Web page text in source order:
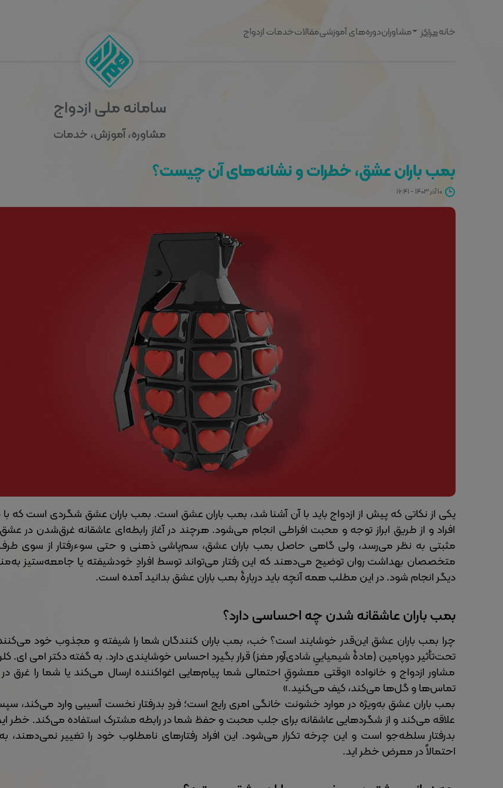
خانهمراکز مشاوراندوره‌های آموزشیمقالاتخدمات ازدواج
سامانه ملی ازدواج
مشاوره، آموزش، خدمات
بمب باران عشق، خطرات و نشانه‌های آن چیست؟
۱۰ آذر ۱۴۰۳ - ۱۶:۴۱
یکی از نکاتی که پیش از ازدواج باید با آن آشنا شد، بمب باران عشق است. بمب باران عشق شگردی است که
افراد و از طریق ابراز توجه و محبت افراطی انجام می‌شود. هرچند در آغاز رابطه‌ای عاشقانه غرق‌شدن در
مثبتی به نظر می‌رسد، ولی گاهی حاصل بمب باران عشق، سم‌پاشی ذهنی و حتی سوءرفتار از سوی
متخصصان بهداشت روان توضیح می‌دهند که این رفتار می‌تواند توسط افرادِ خودشیفته یا جامعه‌ستیز
دیگر انجام ‌شود. در این مطلب همه آنچه باید دربارۀ بمب باران عشق بدانید آمده است.
بمب باران عاشقانه شدن چه احساسی دارد؟
چرا بمب باران عشق این‌قدر خوشایند است؟ خب، بمب باران کنندگان شما را شیفته و مجذوب خود
تحت‌تأثیر دوپامین (مادۀ شیمیاییِ شادی‌آور مغز) قرار بگیرد احساس خوشایندی دارد. به گفته دکتر امی ای.
مشاور ازدواج و خانواده «وقتی معشوقِ احتمالی شما پیام‌هایی اغواکننده ارسال می‌کند یا شما را غرق
تماس‌ها و گل‌ها می‌کند، کیف می‌کنید.»
بمب باران عشق به‌ویژه در موارد خشونت خانگی امری رایج است؛ فردِ بدرفتار نخست آسیبی وارد می‌کند،
علاقه می‌کند و از شگردهایی عاشقانه برای جلب محبت و حفظ شما در رابطه مشترک استفاده می‌کند. خطر
بدرفتار سلطه‌جو است و این چرخه تکرار می‌شود. این افراد رفتارهای نامطلوب خود را تغییر
احتمالاً در معرض خطر اید.